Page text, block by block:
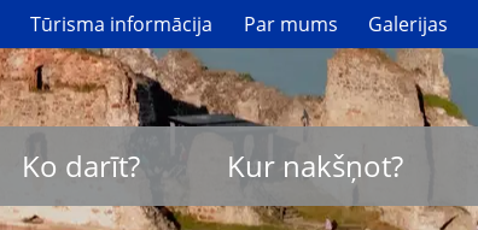
Tūrisma informācija Par mums Galerijas
Ko darīt? Kur nakšņot?